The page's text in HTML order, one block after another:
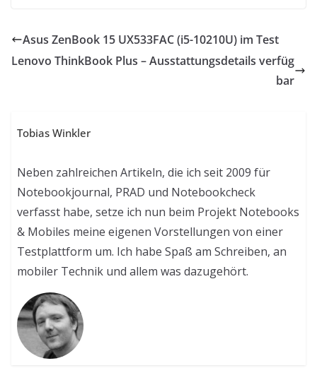
Asus ZenBook 15 UX533FAC (i5-10210U) im Test
Lenovo ThinkBook Plus – Ausstattungsdetails verfüg
bar
Tobias Winkler
Neben zahlreichen Artikeln, die ich seit 2009 für
Notebookjournal, PRAD und Notebookcheck
verfasst habe, setze ich nun beim Projekt Notebooks
& Mobiles meine eigenen Vorstellungen von einer
Testplattform um. Ich habe Spaß am Schreiben, an
mobiler Technik und allem was dazugehört.